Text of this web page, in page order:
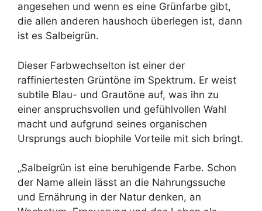
angesehen und wenn es eine Grünfarbe gibt,
die allen anderen haushoch überlegen ist, dann
ist es Salbeigrün.
Dieser Farbwechselton ist einer der
raffiniertesten Grüntöne im Spektrum. Er weist
subtile Blau- und Grautöne auf, was ihn zu
einer anspruchsvollen und gefühlvollen Wahl
macht und aufgrund seines organischen
Ursprungs auch biophile Vorteile mit sich bringt.
„Salbeigrün ist eine beruhigende Farbe. Schon
der Name allein lässt an die Nahrungssuche
und Ernährung in der Natur denken, an